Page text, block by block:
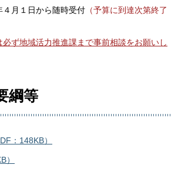
月１日から随時受付 （予算に到達次第終了
ず地域活力推進課まで事前相談をお願いし
綱等
：148KB）
）